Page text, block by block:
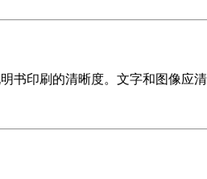
书印刷的清晰度。文字和图像应